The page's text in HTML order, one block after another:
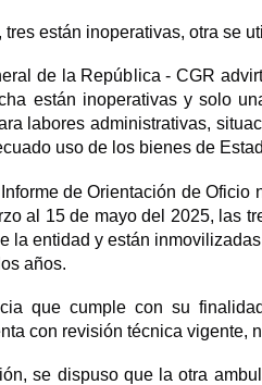
tres están inoperativas, otra se
de la República - CGR
están inoperativas y solo
labores administrativas,
uso de los bienes de
de Orientación de
al 15 de mayo del 2025, las
la entidad y están
años.
que cumple con su
con revisión técnica vigente,
se dispuso que la otra